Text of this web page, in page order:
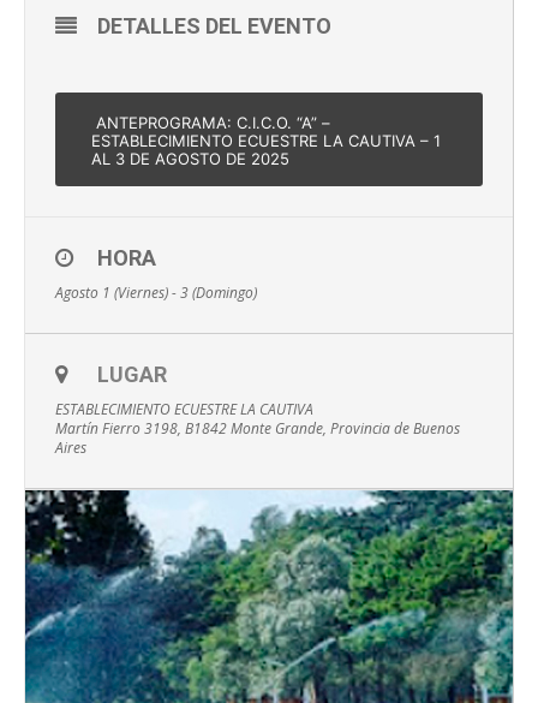
DETALLES DEL EVENTO
ANTEPROGRAMA: C.I.C.O. “A” –
ESTABLECIMIENTO ECUESTRE LA CAUTIVA – 1
AL 3 DE AGOSTO DE 2025
HORA
Agosto 1 (Viernes) - 3 (Domingo)
LUGAR
ESTABLECIMIENTO ECUESTRE LA CAUTIVA
Martín Fierro 3198, B1842 Monte Grande, Provincia de Buenos
Aires